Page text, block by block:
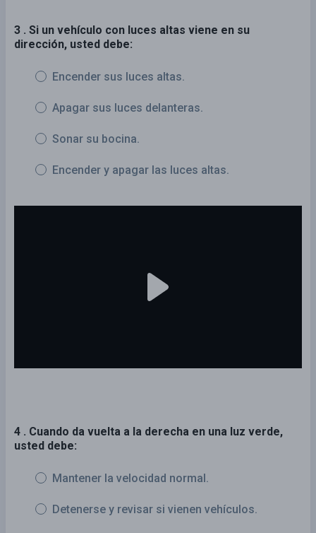
3 . Si un vehículo con luces altas viene en su
dirección, usted debe:
Encender sus luces altas.
Apagar sus luces delanteras.
Sonar su bocina.
Encender y apagar las luces altas.
4 . Cuando da vuelta a la derecha en una luz verde,
usted debe:
Mantener la velocidad normal.
Detenerse y revisar si vienen vehículos.